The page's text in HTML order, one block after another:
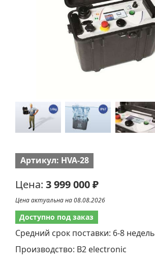
Артикул: HVA-28
Цена: 3 999 000 ₽
Цена актуальна на 08.08.2026
Доступно под заказ
Средний срок поставки: 6-8 недель
Производство: B2 electronic